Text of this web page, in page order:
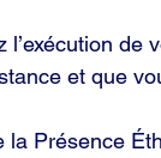
de
et que
Présence